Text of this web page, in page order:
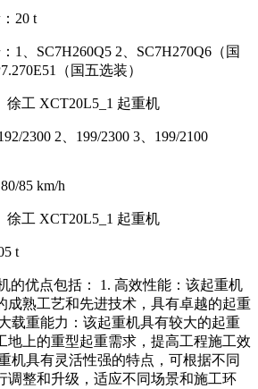
20 t
1、SC7H260Q5 2、SC7H270Q6（国
（国五选装）
2300 2、199/2300 3、199/2100
80/85 km/h
t
的优点包括： 1. 高效性能：该起重机
成熟工艺和先进技术，具有卓越的起重
载重能力：该起重机具有较大的起重
地上的重型起重需求，提高工程施工效
机具有灵活性强的特点，可根据不同
调整和升级，适应不同场景和施工环